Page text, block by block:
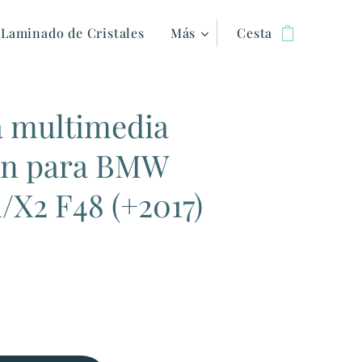
Laminado de Cristales Más Cesta
multimedia
para BMW
F48 (+2017)